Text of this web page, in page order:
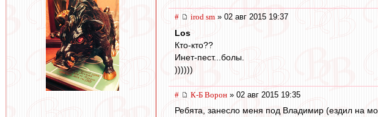
# irod sm » 02 авг 2015 19:37
Los
Кто-кто??
Инет-пест...болы.
))))))
# К-Б Ворон » 02 авг 2015 19:35
Ребята, занесло меня под Владимир (ездил на